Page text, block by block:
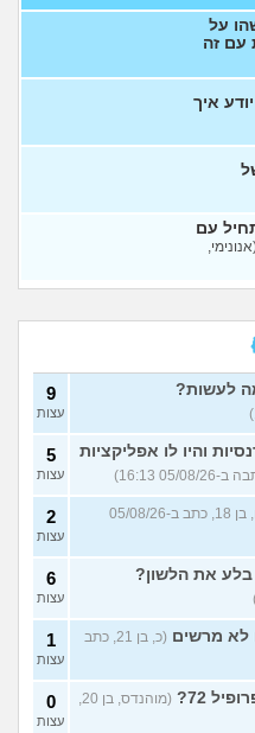
עצות
7
עצות
5
עצות
9
עצות
עצות
עצות
על
עם זה
איך
עם
לעשות? 9
עצות
והיו לו אפליקציות
5
עצות
(בן אדם, בן 18, כתב ב-05/08/26
2
עצות
את הלשון? 6
עצות
לא מרשים
(כ, בן 21, כתב
1
עצות
72?
0
עצות